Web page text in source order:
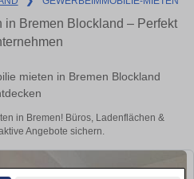
Bremen Blockland – Perfekt
mieten in Bremen Blockland
in Bremen! Büros, Ladenflächen &
Angebote sichern.